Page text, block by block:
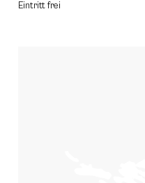
Eintritt frei